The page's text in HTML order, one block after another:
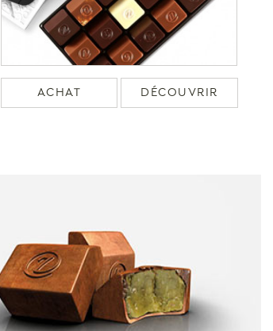
ACHAT DÉCOUVRIR